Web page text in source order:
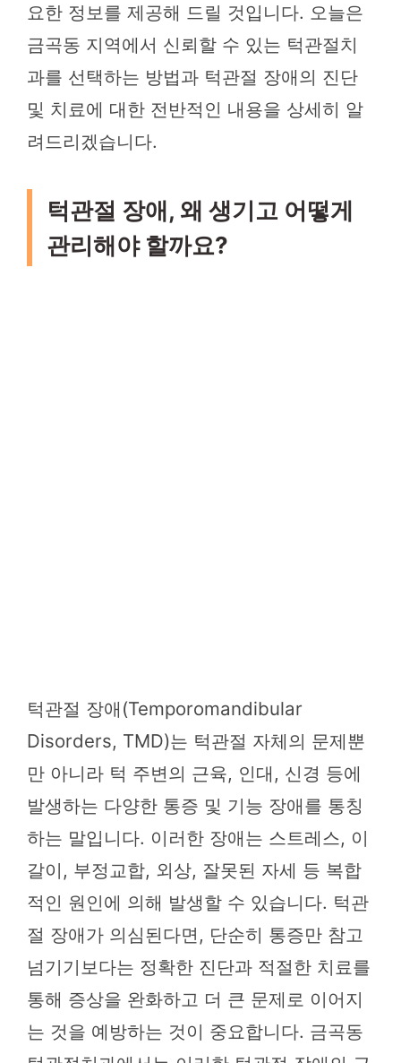
요한 정보를 제공해 드릴 것입니다. 오늘은
금곡동 지역에서 신뢰할 수 있는 턱관절치
과를 선택하는 방법과 턱관절 장애의 진단
및 치료에 대한 전반적인 내용을 상세히 알
려드리겠습니다.
턱관절 장애, 왜 생기고 어떻게
관리해야 할까요?
턱관절 장애(Temporomandibular
Disorders, TMD)는 턱관절 자체의 문제뿐
만 아니라 턱 주변의 근육, 인대, 신경 등에
발생하는 다양한 통증 및 기능 장애를 통칭
하는 말입니다. 이러한 장애는 스트레스, 이
갈이, 부정교합, 외상, 잘못된 자세 등 복합
적인 원인에 의해 발생할 수 있습니다. 턱관
절 장애가 의심된다면, 단순히 통증만 참고
넘기기보다는 정확한 진단과 적절한 치료를
통해 증상을 완화하고 더 큰 문제로 이어지
는 것을 예방하는 것이 중요합니다. 금곡동